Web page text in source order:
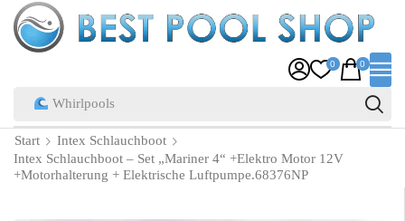
Pool Zubehör
0 0
Start
Intex Schlauchboot
Intex Schlauchboot – Set „Mariner 4“ +Elektro Motor 12V
+Motorhalterung + Elektrische Luftpumpe.68376NP